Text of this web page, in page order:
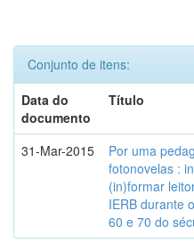
Conjunto de itens:
Data do
documento
Título
31-Mar-2015
Por uma
fotonovelas :
(in)formar
IERB durante
60 e 70 do